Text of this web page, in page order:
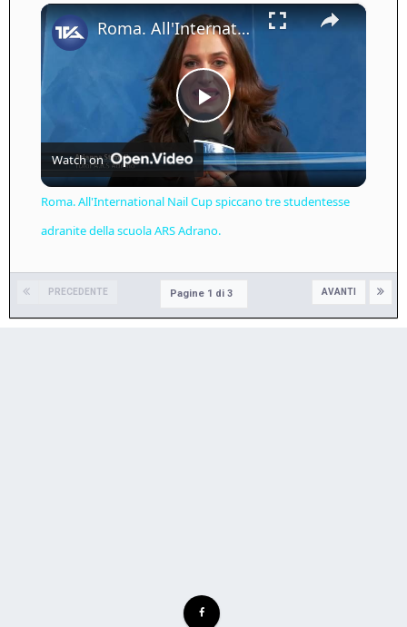
×
Play
Video
Roma. All'International Nail Cup spiccano tre studentesse adranite della scuola ARS Adrano.
Watch on
Roma. All'International Nail Cup spiccano tre studentesse
adranite della scuola ARS Adrano.
PRECEDENTE AVANTI
Pagine 1 di 3